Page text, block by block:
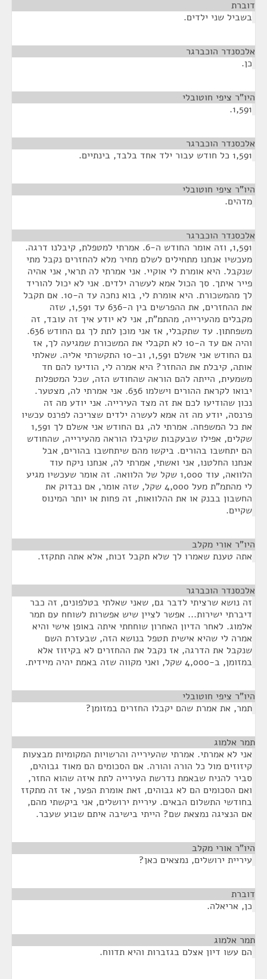
דוברת
בשביל שני ילדים.
אלכסנדר הוכברגר
כן.
היו"ר ציפי חוטובלי
1,591.
אלכסנדר הוכברגר
1,591 כל חודש עבור ילד אחד בלבד, בינתיים.
היו"ר ציפי חוטובלי
מדהים.
אלכסנדר הוכברגר
1,591, וזה אומר החודש ה-6. אמרתי למטפלת, קיבלנו דרגה.
מעכשיו אנחנו מתחילים לשלם מחיר מלא להחזרים נקבל מתי
שנקבל. היא אומרת לי אוקיי. אני אמרתי לה תראי, אני אהיה
פייר איתך. סך הכול אמא לעשרה ילדים. אני לא יכול להוריד
לך מהמשכורת. היא אומרת לי, בוא נחכה עד ה-10. אם תקבל
את ההחזרים, את ההפרשים בין ה-636 עד 1,591, שזה
מקבלים מהעירייה, מהתמ"ת, אני לא יודע איך זה עובד, זה
משפחתון. עד שתקבלי, אז אני מוכן לתת לך גם החודש 636.
והיה אם עד ה-10 לא תקבלי את המשכורת שמגיעה לך, אז
גם החודש אני אשלם 1,591, וב-10 התקשרתי אליה. שאלתי
אותה, קיבלת את ההחזר? היא אמרה לי, הודיעו להם חד
משמעית, הייתה להם הוראה שהחודש הזה, שכל המטפלות
יבואו לקראת ההורים וישלמו 636. אני אמרתי לה, מצטער.
נכון שהודיעו לכם את זה מצד העירייה. אני יודע מה זה
פרנסה, יודע מה זה אמא לעשרה ילדים שצריכה לפרנס עכשיו
את כל המשפחה. אמרתי לה, גם החודש אני אשלם לך 1,591
שקלים, אפילו שבעקבות שקיבלו הוראה מהעירייה, שהחודש
הם יתחשבו בהורים. ביקשו מהם שיתחשבו בהורים, אבל
אנחנו החלטנו, אני ואשתי, אמרתי לה, אנחנו ניקח עוד
הלוואה, עוד 1,000 שקל של הלוואה. זה אומר שעכשיו מגיע
לי מהתמ"ת מעל 4,000 שקל, שזה אומר, אם נבדוק את
החשבון בבנק או את ההלוואות, זה פחות או יותר המינוס
שקיים.
היו"ר אורי מקלב
אתה טענת שאמרו לך שלא תקבל זכות, אלא אתה תתקזז.
אלכסנדר הוכברגר
זה נושא שרציתי לדבר גם, שאני שאלתי בטלפונים, זה כבר
דיברתי ישירות... אפשר לציין שיש אפשרות לשוחח עם תמר
אלמוג. לאחר הדיון האחרון שוחחתי איתה באופן אישי והיא
אמרה לי שהיא אישית תטפל בנושא הזה, שבעזרת השם
שנקבל את הדרגה, אז נקבל את ההחזרים לא בקיזוז אלא
במזומן, ב-4,000 שקל, ואני מקווה שזה באמת יהיה מיידית.
היו"ר ציפי חוטובלי
תמר, את אמרת שהם יקבלו החזרים במזומן?
תמר אלמוג
אני לא אמרתי. אמרתי שהעירייה והרשויות המקומיות מבצעות
קיזוזים מול כל הורה והורה. אם הסכומים הם מאוד גבוהים,
סביר להניח שבאמת נדרשת העירייה לתת איזה שהוא החזר,
ואם הסכומים הם לא גבוהים, זאת אומרת הפער, אז זה מתקזז
בחודשי התשלום הבאים. עיריית ירושלים, אני ביקשתי מהם,
אם הנציגה נמצאת שם? הייתי בישיבה איתם שבוע שעבר.
היו"ר אורי מקלב
עיריית ירושלים, נמצאים כאן?
דוברת
כן, אריאלה.
תמר אלמוג
הם עשו דיון אצלם בגזברות והיא תדווח.